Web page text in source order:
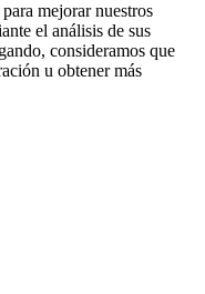
mejorar nuestros
el análisis de sus
consideramos que
u obtener más